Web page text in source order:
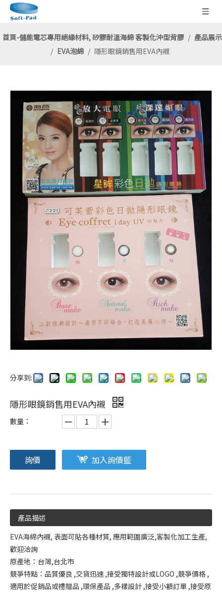
首頁-儲能電芯專用絕緣材料, 矽膠耐溫海綿 客製化沖型背膠 / 產品展示
/ EVA泡綿 / 隱形眼鏡銷售用EVA內襯
分享到:
隱形眼鏡銷售用EVA內襯
數量：
詢價 加入詢價籃
產品描述
EVA海綿內襯, 表面可貼各種材質, 應用範圍廣泛,客製化加工生產,
歡迎洽詢
原產地：台灣,台北市
競爭特點：品質優良 ,交貨迅速 ,接受獨特設計或LOGO ,競爭價格 ,
適用於促銷品或禮贈品 ,環保產品 ,多樣設計 ,接受小額訂單 ,接受原